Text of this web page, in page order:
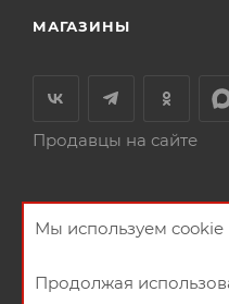
МАГАЗИНЫ
Продавцы на сайте
Мы используем cookie
Продолжая